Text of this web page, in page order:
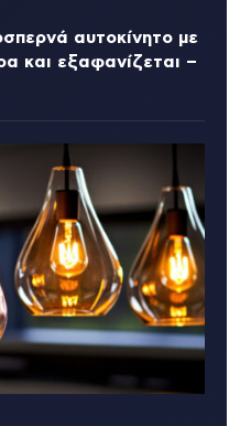
αυτοκίνητο με
και εξαφανίζεται –